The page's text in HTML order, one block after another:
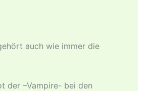
auch wie immer die
der –Vampire- bei den